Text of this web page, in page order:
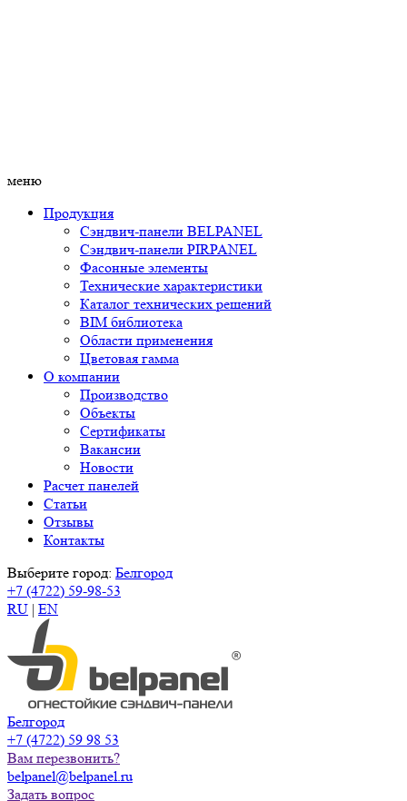
меню
Продукция
Сэндвич-панели BELPANEL
Сэндвич-панели PIRPANEL
Фасонные элементы
Технические характеристики
Каталог технических решений
BIM библиотека
Области применения
Цветовая гамма
О компании
Производство
Объекты
Сертификаты
Вакансии
Новости
Расчет панелей
Статьи
Отзывы
Контакты
Выберите город: Белгород
+7 (4722) 59-98-53
RU | EN
Белгород
+7 (4722) 59 98 53
Вам перезвонить?
belpanel@belpanel.ru
Задать вопрос